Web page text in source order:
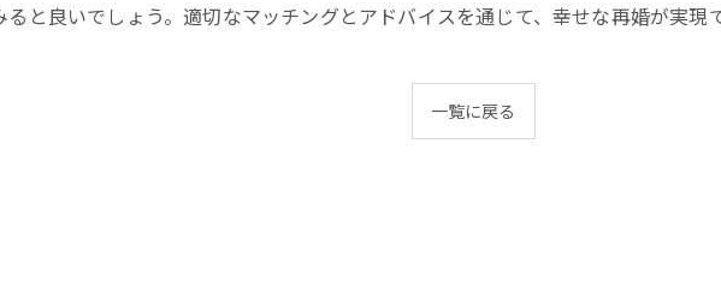
と良いでしょう。適切なマッチングとアドバイスを通じて、幸せな再婚が実現
一覧に戻る